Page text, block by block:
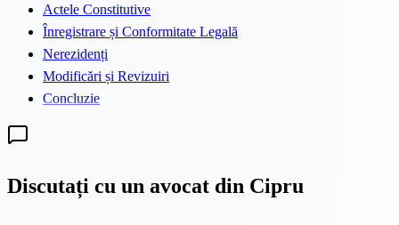
Actele Constitutive
Înregistrare și Conformitate Legală
Nerezidenți
Modificări și Revizuiri
Concluzie
Discutați cu un avocat din Cipru